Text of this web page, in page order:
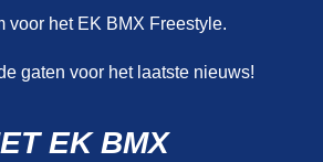
voor het EK BMX Freestyle.
gaten voor het laatste nieuws!
EK BMX